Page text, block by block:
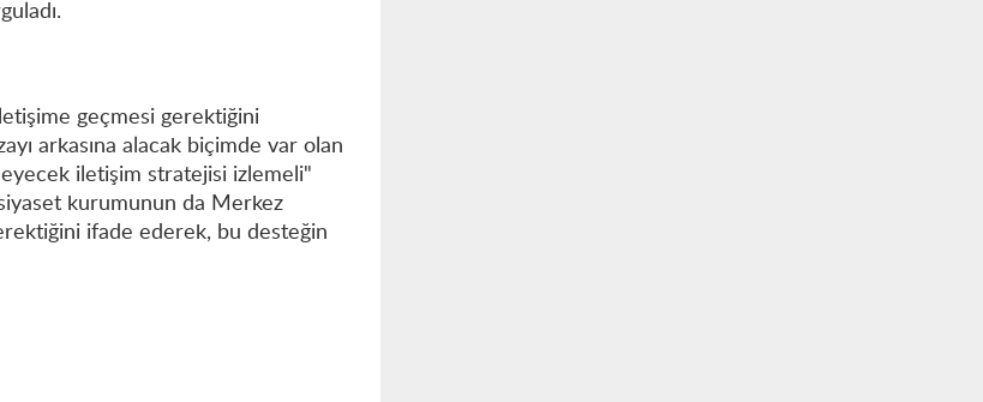
geçmesi gerektiğini
arkasına alacak biçimde var olan
iletişim stratejisi izlemeli"
kurumunun da Merkez
ifade ederek, bu desteğin